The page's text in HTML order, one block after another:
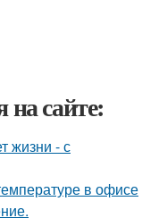
на сайте:
жизни - с
в офисе